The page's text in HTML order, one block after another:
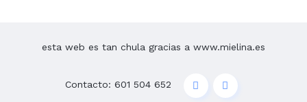
esta web es tan chula gracias a www.mielina.es
Contacto: 601 504 652